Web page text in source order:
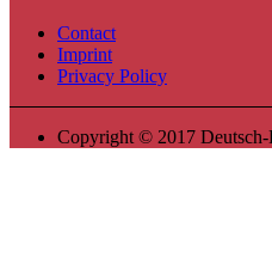
Contact
Imprint
Privacy Policy
Copyright © 2017 Deutsch-